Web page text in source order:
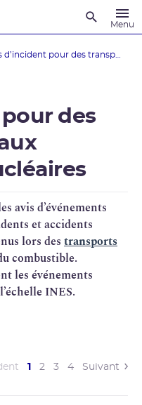
Menu
des
avis d’événements
et accidents
lors des transports
combustible.
les événements
INES.
1 (current)
2 3 4 Suivant